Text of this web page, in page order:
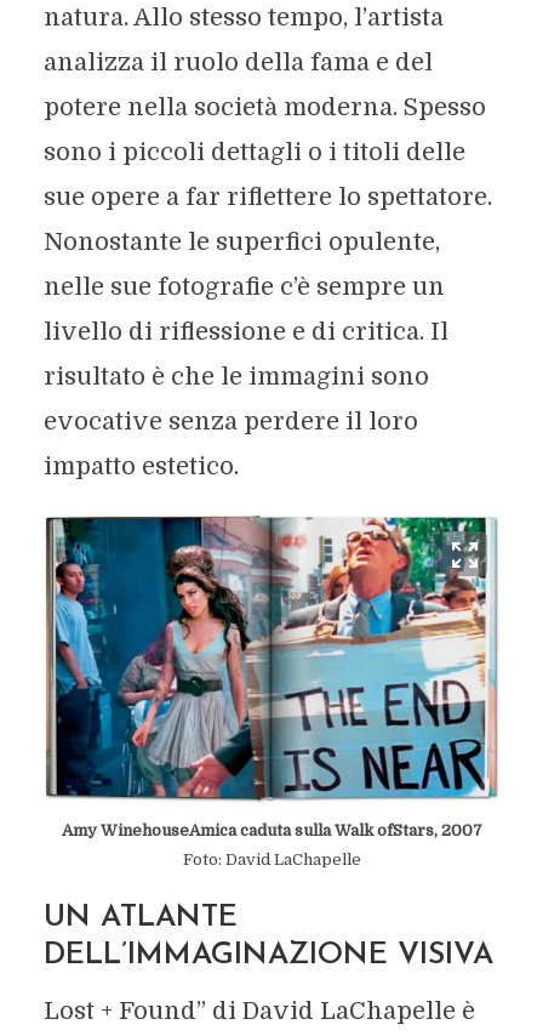
natura. Allo stesso tempo, l’artista
analizza il ruolo della fama e del
potere nella società moderna. Spesso
sono i piccoli dettagli o i titoli delle
sue opere a far riflettere lo spettatore.
Nonostante le superfici opulente,
nelle sue fotografie c’è sempre un
livello di riflessione e di critica. Il
risultato è che le immagini sono
evocative senza perdere il loro
impatto estetico.
Amy WinehouseAmica caduta sulla Walk ofStars, 2007
Foto: David LaChapelle
UN ATLANTE
DELL’IMMAGINAZIONE VISIVA
Lost + Found” di David LaChapelle è